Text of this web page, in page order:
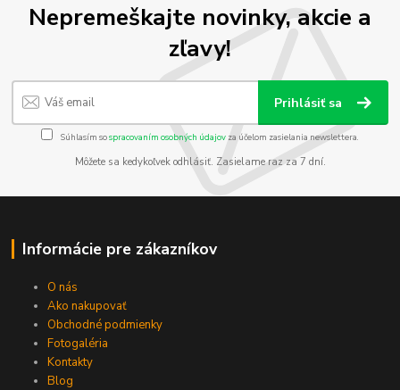
Nepremeškajte novinky, akcie a
zľavy!
Prihlásiť sa
Súhlasím sospracovaním osobných údajov za účelom zasielania newslettera.
Môžete sa kedykoľvek odhlásiť. Zasielame raz za 7 dní.
Informácie pre zákazníkov
O nás
Ako nakupovať
Obchodné podmienky
Fotogaléria
Kontakty
Blog